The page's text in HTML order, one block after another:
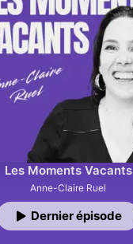
Les Moments Vacants
Anne-Claire Ruel
Dernier épisode